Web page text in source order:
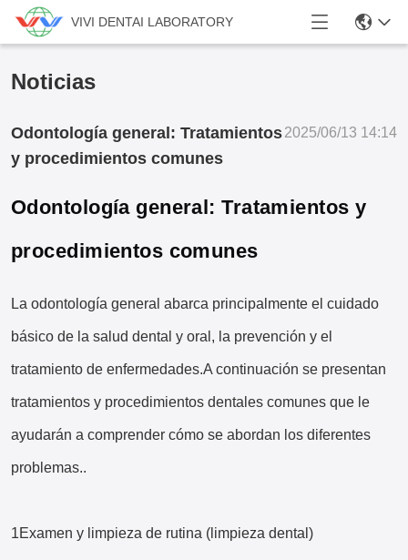
VIVI DENTAI LABORATORY
Noticias
Odontología general: Tratamientos
y procedimientos comunes
2025/06/13 14:14
Odontología general: Tratamientos y
procedimientos comunes
La odontología general abarca principalmente el cuidado
básico de la salud dental y oral, la prevención y el
tratamiento de enfermedades.A continuación se presentan
tratamientos y procedimientos dentales comunes que le
ayudarán a comprender cómo se abordan los diferentes
problemas..
1Examen y limpieza de rutina (limpieza dental)